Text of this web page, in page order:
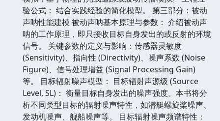
验公式： 结合实践经验的简化模型。 第三部分：被动
声呐性能建模 被动声呐基本原理与参数： 介绍被动声
呐的工作原理，即只接收目标自身发出的或反射的环境
信号。 关键参数的定义与影响：传感器灵敏度
(Sensitivity)、指向性 (Directivity)、噪声系数 (Noise
Figure)、信号处理增益 (Signal Processing Gain)
等。 目标辐射噪声模型： 目标辐射声源级 (Source
Level, SL)： 衡量目标自身发出的噪声强度。本书将分
析不同类型目标的辐射噪声特性，如潜艇螺旋桨噪声、
发动机噪声、舰船噪声等。 目标辐射噪声频谱特性：